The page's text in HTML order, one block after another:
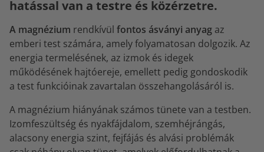
hatással van a testre és közérzetre.
A magnézium rendkívül fontos ásványi anyag az
emberi test számára, amely folyamatosan dolgozik. Az
energia termelésének, az izmok és idegek
működésének hajtóereje, emellett pedig gondoskodik
a test funkcióinak zavartalan összehangolásáról is.
A magnézium hiányának számos tünete van a testben.
Izomfeszültség és nyakfájdalom, szemhéjrángás,
alacsony energia szint, fejfájás és alvási problémák